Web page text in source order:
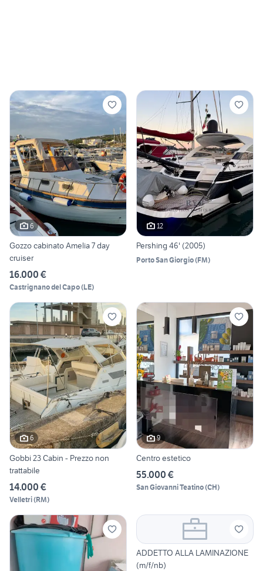
6
Gozzo cabinato Amelia 7 day
cruiser
16.000 €
Castrignano del Capo(LE)
12
Pershing 46' (2005)
Porto San Giorgio(FM)
6
Gobbi 23 Cabin - Prezzo non
trattabile
14.000 €
Velletri(RM)
9
Centro estetico
55.000 €
San Giovanni Teatino(CH)
ADDETTO ALLA LAMINAZIONE
(m/f/nb)